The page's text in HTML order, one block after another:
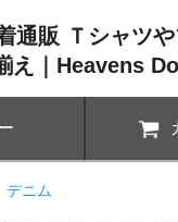
通販 Ｔシャツ
え｜Heavens
デニム